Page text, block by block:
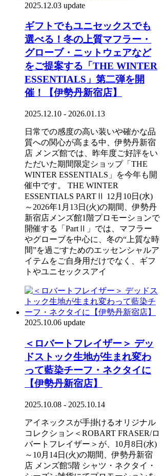
2025.12.03 update
ギフトでもユニセックスでも
選べる！冬の上質マフラー・
グローブ・ニットウェアなど
をご提案する「THE WINTER
ESSENTIALS」第二弾を開
催！【伊勢丹新宿店】
2025.12.10 - 2026.01.13
日常での感度の高い装いや確かな品
質への関心が高まる中、伊勢丹新宿
店 メンズ館では、昨年度ご好評をい
ただいた期間限定ショップ「THE
WINTER ESSENTIALS」を今年も開
催中です。 THE WINTER
ESSENTIALS PARTⅡ 12月10日(水)
～2026年1月13日(火)の期間、伊勢丹
新宿店メンズ館1階プロモーションで
開催する「PartⅡ」では、マフラー
やグローブを中心に、冬の“上質な時
間”を過ごすためのエッセンシャルア
イテムをご自身用だけでなく、ギフ
トやユニセックスアイ
2025.10.06 update
＜ロバートフレイザー＞ デッ
ドストック生地が生まれ変わ
って藍染チーフ・ネクタイに
【伊勢丹新宿店】
2025.10.08 - 2025.10.14
アイネックスが手掛けるオリジナル
コレクション＜ROBART FRASER/ロ
バートフレイザー＞が、10月8日(水)
～10月14日(火)の期間、伊勢丹新宿
店 メンズ館5階 シャツ・ネクタイ・